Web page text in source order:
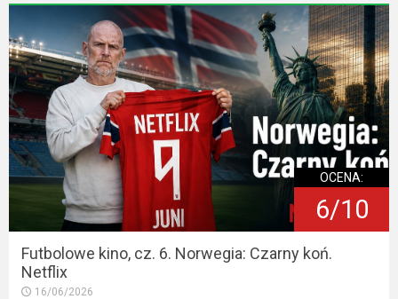
OCENA:
6/10
Futbolowe kino, cz. 6. Norwegia: Czarny koń.
Netflix
16/06/2026